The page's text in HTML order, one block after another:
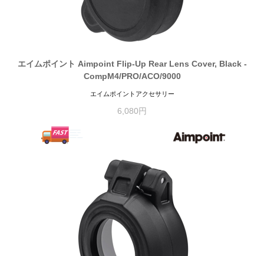
エイムポイント Aimpoint Flip-Up Rear Lens Cover, Black -
CompM4/PRO/ACO/9000
エイムポイントアクセサリー
6,080円